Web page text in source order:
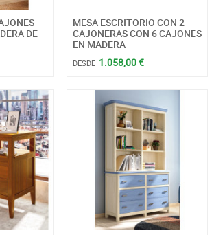
DE
MESA ESCRITORIO CON 2
CAJONERAS CON 6 CAJONES
EN MADERA
DESDE 1.058,00 €